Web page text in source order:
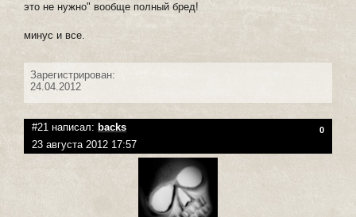
это не нужно" вообще полный бред!
минус и все.
Зарегистрирован:
24.04.2012
#21 написал: backs 0
23 августа 2012 17:57